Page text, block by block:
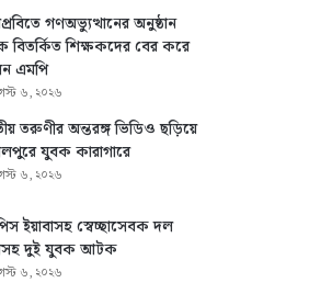
গণঅভ্যুত্থানের অনুষ্ঠান
বিতর্কিত শিক্ষকদের বের করে
এমপি
৬, ২০২৬
তরুণীর অন্তরঙ্গ ভিডিও ছড়িয়ে
যুবক কারাগারে
৬, ২০২৬
ইয়াবাসহ স্বেচ্ছাসেবক দল
দুই যুবক আটক
৬, ২০২৬